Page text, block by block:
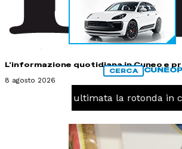
L'informazione quotidiana in Cuneo e
8 agosto 2026
CERCA CUNEO
Cuneo, ultimata la rotonda in